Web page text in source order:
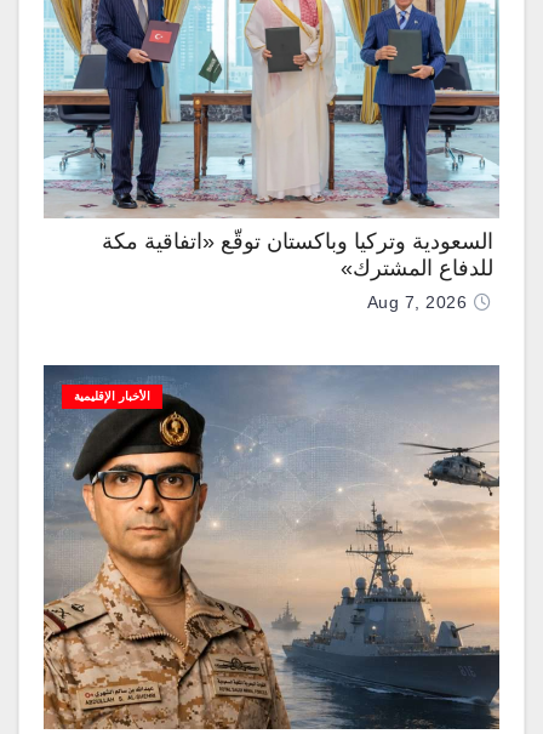
السعودية وتركيا وباكستان توقّع «اتفاقية مكة
للدفاع المشترك»
Aug 7, 2026
الأخبار الإقليمية